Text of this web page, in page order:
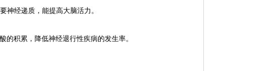
神经递质，能提高大脑活力。
的积累，降低神经退行性疾病的发生率。